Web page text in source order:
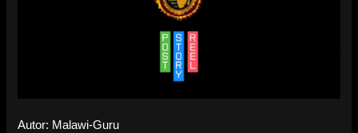
Autor: Malawi-Guru